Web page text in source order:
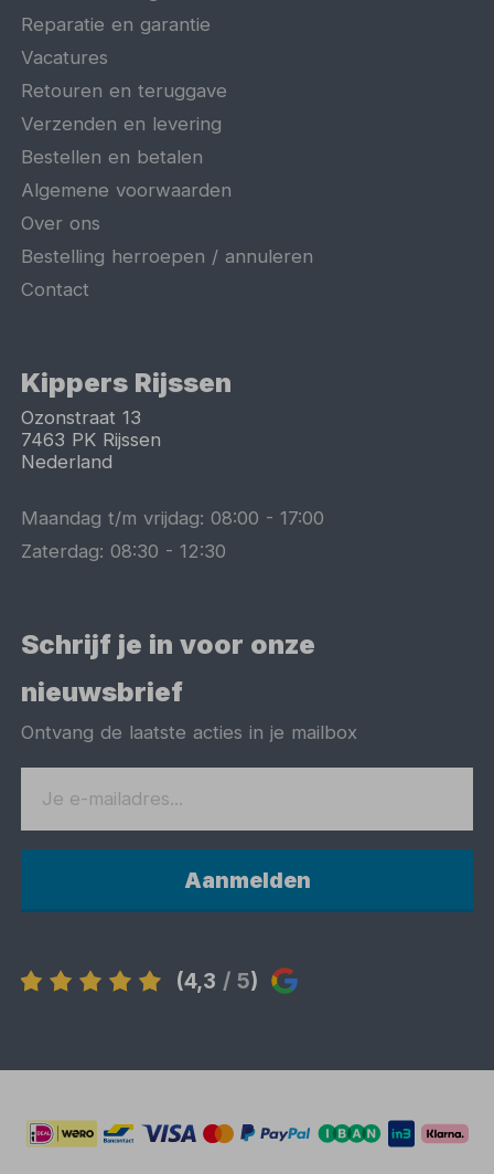
Reparatie en garantie
Vacatures
Retouren en teruggave
Verzenden en levering
Bestellen en betalen
Algemene voorwaarden
Over ons
Bestelling herroepen / annuleren
Contact
Kippers Rijssen
Ozonstraat 13
7463 PK Rijssen
Nederland
Maandag t/m vrijdag:08:00 -17:00
Zaterdag:08:30 -12:30
Schrijf je in voor onze
nieuwsbrief
Ontvang de laatste acties in je mailbox
Aanmelden
(4,3 / 5)